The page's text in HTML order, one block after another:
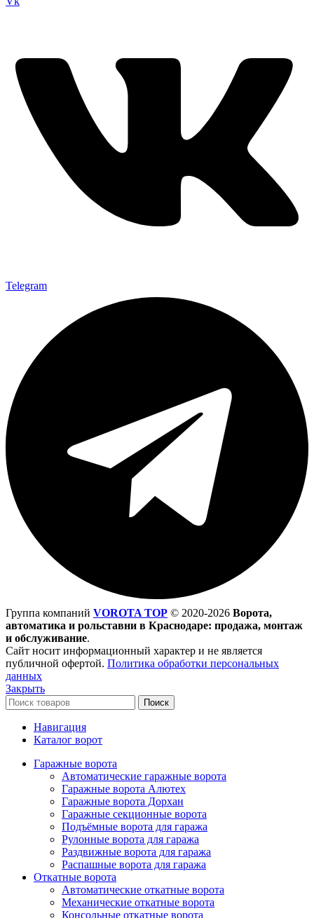
Telegram
Группа компаний VOROTA TOP © 2020-2026 Ворота,
автоматика и рольставни в Краснодаре: продажа, монтаж
и обслуживание.
Сайт носит информационный характер и не является
публичной офертой. Политика обработки персональных
данных
Закрыть
Поиск
Навигация
Каталог ворот
Гаражные ворота
Автоматические гаражные ворота
Гаражные ворота Алютех
Гаражные ворота Дорхан
Гаражные секционные ворота
Подъёмные ворота для гаража
Рулонные ворота для гаража
Раздвижные ворота для гаража
Распашные ворота для гаража
Откатные ворота
Автоматические откатные ворота
Механические откатные ворота
Консольные откатные ворота